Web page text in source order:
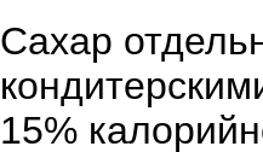
Сахар
15%